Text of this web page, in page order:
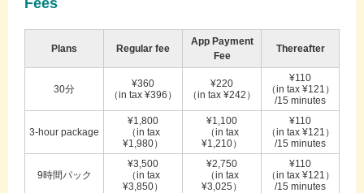
Plans Regular fee
App Payment
Fee
Thereafter
30分
¥360
（in tax ¥396）
¥220
（in tax ¥242）
¥110
（in tax ¥121）
/15 minutes
3-hour package
¥1,800
（in tax
¥1,980）
¥1,100
（in tax
¥1,210）
¥110
（in tax ¥121）
/15 minutes
9時間パック
¥3,500
（in tax
¥3,850）
¥2,750
（in tax
¥3,025）
¥110
（in tax ¥121）
/15 minutes